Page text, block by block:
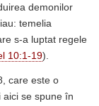
demonilor
temelia
s-a luptat regele
10:1-19).
care este o
aici se spune în